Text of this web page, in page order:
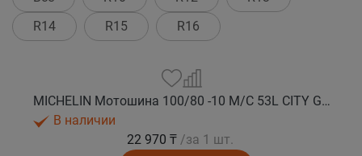
R14
R15 R16
MICHELIN Мотошина 100/80 -10 M/C 53L CITY GRIP 2 TL F/R
В наличии
22 970 ₸ /за 1 шт.